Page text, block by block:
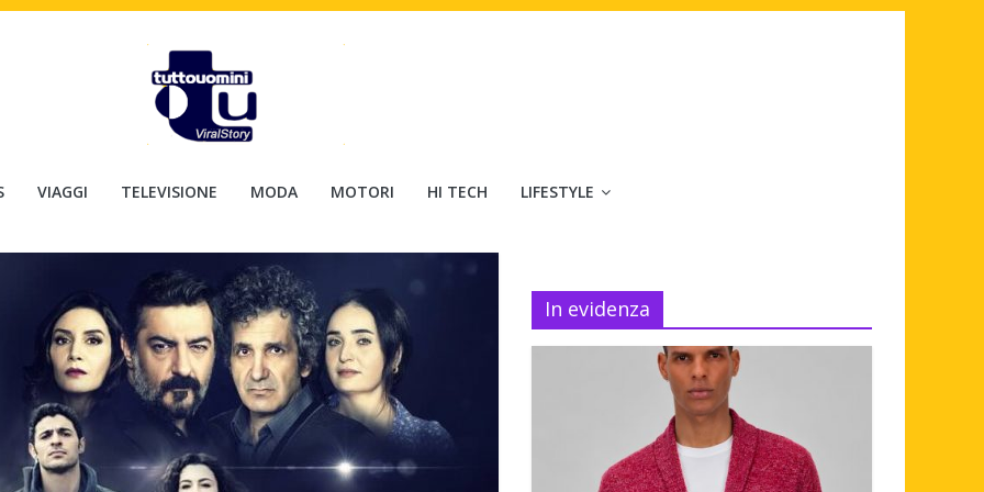
VIAGGI TELEVISIONE MODA MOTORI HI TECH LIFESTYLE
In evidenza